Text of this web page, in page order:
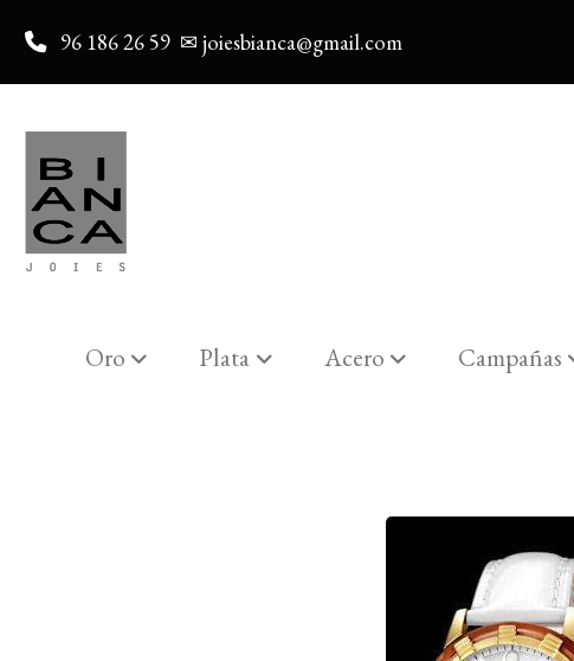
96 186 26 59 ✉ joiesbianca@gmail.com
Oro Plata Acero Campañas